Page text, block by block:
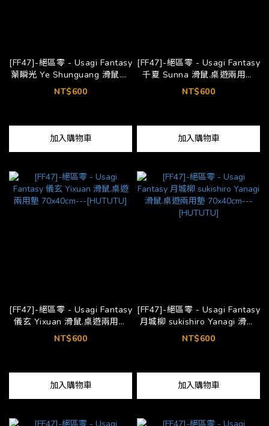
[FF47]-絕區零 - Usagi Fantasy
葉瞬光 Ye Shunguang 滑鼠.桌
遊兩用墊 70x40cm---
[HUTUTU]
NT$600
加入購物車
[FF47]-絕區零 - Usagi Fantasy
千夏 Sunna 滑鼠.桌遊兩用墊
70x40cm---[HUTUTU]
NT$600
加入購物車
[FF47]-絕區零 - Usagi Fantasy
儀玄 Yixuan 滑鼠.桌遊兩用墊
70x40cm---[HUTUTU]
NT$600
加入購物車
[FF47]-絕區零 - Usagi Fantasy
月城柳 sukishiro Yanagi 滑鼠.
桌遊兩用墊 70x40cm---
[HUTUTU]
NT$600
加入購物車